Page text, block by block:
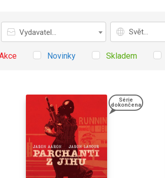
Vydavatel
Vydavatel...
Svět
Novinky Skladem
Série
dokončena